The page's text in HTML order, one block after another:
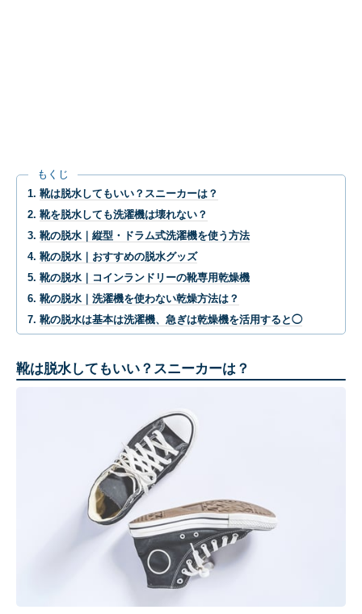
もくじ
靴は脱水してもいい？スニーカーは？
靴を脱水しても洗濯機は壊れない？
靴の脱水｜縦型・ドラム式洗濯機を使う方法
靴の脱水｜おすすめの脱水グッズ
靴の脱水｜コインランドリーの靴専用乾燥機
靴の脱水｜洗濯機を使わない乾燥方法は？
靴の脱水は基本は洗濯機、急ぎは乾燥機を活用すると◯
靴は脱水してもいい？スニーカーは？